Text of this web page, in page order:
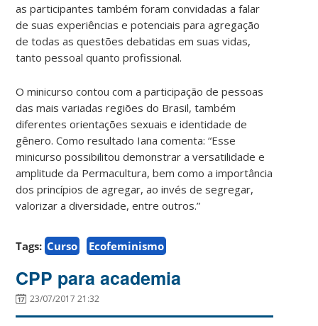
as participantes também foram convidadas a falar
de suas experiências e potenciais para agregação
de todas as questões debatidas em suas vidas,
tanto pessoal quanto profissional.
O minicurso contou com a participação de pessoas
das mais variadas regiões do Brasil, também
diferentes orientações sexuais e identidade de
gênero. Como resultado Iana comenta: “Esse
minicurso possibilitou demonstrar a versatilidade e
amplitude da Permacultura, bem como a importância
dos princípios de agregar, ao invés de segregar,
valorizar a diversidade, entre outros.”
Tags: Curso Ecofeminismo
CPP para academia
23/07/2017 21:32